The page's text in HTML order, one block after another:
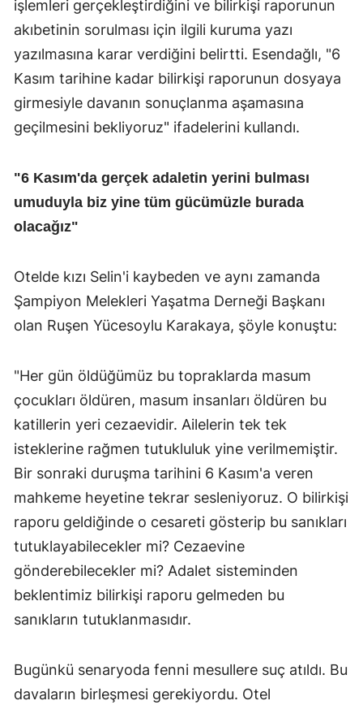
işlemleri gerçekleştirdiğini ve bilirkişi raporunun
akıbetinin sorulması için ilgili kuruma yazı
yazılmasına karar verdiğini belirtti. Esendağlı, "6
Kasım tarihine kadar bilirkişi raporunun dosyaya
girmesiyle davanın sonuçlanma aşamasına
geçilmesini bekliyoruz" ifadelerini kullandı.
"6 Kasım'da gerçek adaletin yerini bulması
umuduyla biz yine tüm gücümüzle burada
olacağız"
Otelde kızı Selin'i kaybeden ve aynı zamanda
Şampiyon Melekleri Yaşatma Derneği Başkanı
olan Ruşen Yücesoylu Karakaya, şöyle konuştu:
"Her gün öldüğümüz bu topraklarda masum
çocukları öldüren, masum insanları öldüren bu
katillerin yeri cezaevidir. Ailelerin tek tek
isteklerine rağmen tutukluluk yine verilmemiştir.
Bir sonraki duruşma tarihini 6 Kasım'a veren
mahkeme heyetine tekrar sesleniyoruz. O bilirkişi
raporu geldiğinde o cesareti gösterip bu sanıkları
tutuklayabilecekler mi? Cezaevine
gönderebilecekler mi? Adalet sisteminden
beklentimiz bilirkişi raporu gelmeden bu
sanıkların tutuklanmasıdır.
Bugünkü senaryoda fenni mesullere suç atıldı. Bu
davaların birleşmesi gerekiyordu. Otel